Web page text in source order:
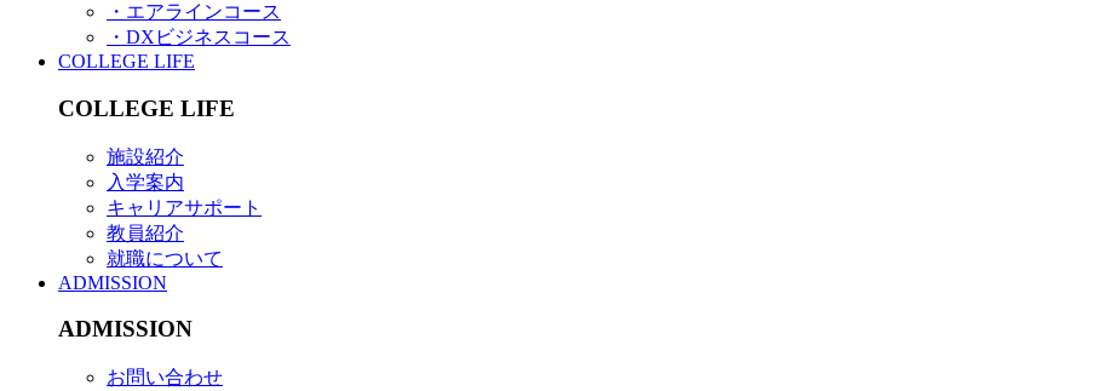
・エアラインコース
・DXビジネスコース
COLLEGE LIFE
COLLEGE LIFE
施設紹介
入学案内
キャリアサポート
教員紹介
就職について
ADMISSION
ADMISSION
お問い合わせ